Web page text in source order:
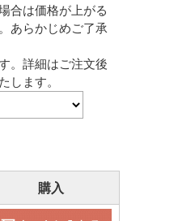
合は価格が上がる
あらかじめご了承
。詳細はご注文後
します。
購入